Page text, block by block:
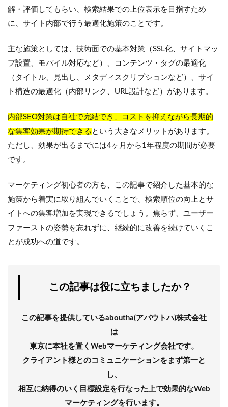
解・評価してもらい、検索結果での上位表示を目指すため
に、サイト内部で行う最適化施策のことです。
主な施策としては、技術面での基本対策（SSL化、サイトマッ
プ設置、モバイル対応など）、コンテンツ・タグの最適化
（タイトル、見出し、メタディスクリプションなど）、サイ
ト構造の最適化（内部リンク、URL設計など）があります。
内部SEO対策は自社で完結でき、コストを抑えながら長期的
な集客効果が期待できる という大きなメリットがあります。
ただし、効果が出るまでには4ヶ月から1年程度の期間が必要
です。
マーケティング初心者の方も、この記事で紹介した基本的な
施策から着実に取り組んでいくことで、検索順位の向上とサ
イトへの集客増加を実現できるでしょう。焦らず、ユーザー
ファーストの姿勢を忘れずに、継続的に改善を続けていくこ
とが成功への道です。
この記事は役に立ちましたか？
この記事を提供しているaboutha(アバウトハ)株式会社
は
東京に本社を置くWebマーケティング会社です。
クライアント様とのコミュニケーションをまず第一と
し、
相互に納得のいく目標設定を行なった上で効果的なWeb
マーケティングを行います。